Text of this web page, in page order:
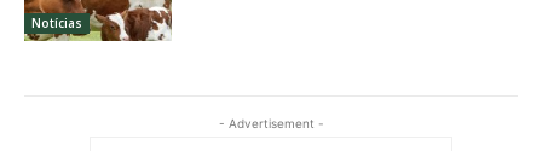
Notícias
- Advertisement -